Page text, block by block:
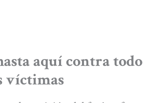
aquí contra todo
víctimas